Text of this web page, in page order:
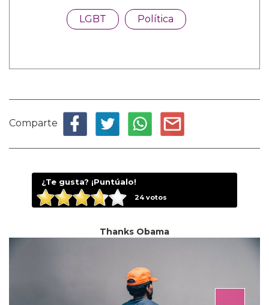
LGBT Política
Comparte
¿Te gusta? ¡Puntúalo!
24votos
Thanks Obama